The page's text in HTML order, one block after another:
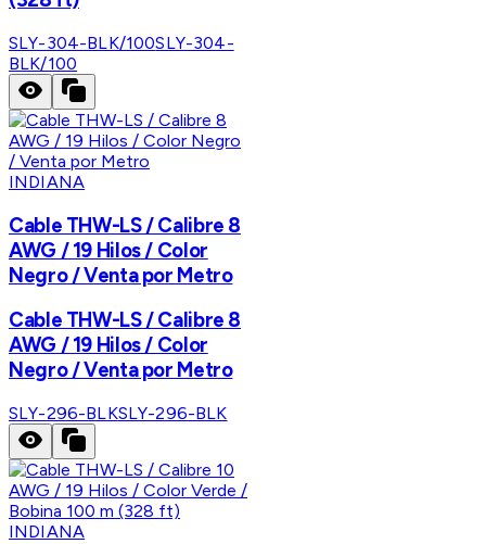
SLY-304-BLK/100SLY-304-
BLK/100
INDIANA
Cable THW-LS / Calibre 8
AWG / 19 Hilos / Color
Negro / Venta por Metro
Cable THW-LS / Calibre 8
AWG / 19 Hilos / Color
Negro / Venta por Metro
SLY-296-BLKSLY-296-BLK
INDIANA